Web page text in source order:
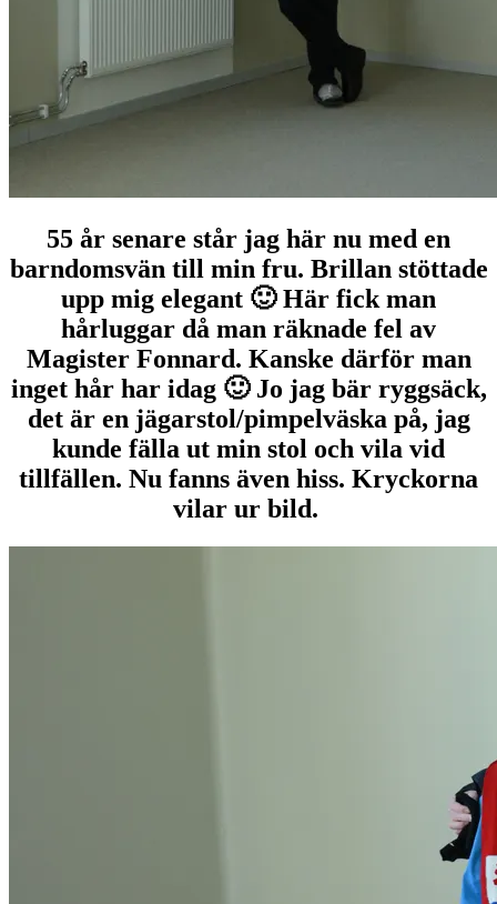
55 år senare står jag här nu med en
barndomsvän till min fru. Brillan stöttade
upp mig elegant 🙂 Här fick man
hårluggar då man räknade fel av
Magister Fonnard. Kanske därför man
inget hår har idag 🙂 Jo jag bär ryggsäck,
det är en jägarstol/pimpelväska på, jag
kunde fälla ut min stol och vila vid
tillfällen. Nu fanns även hiss. Kryckorna
vilar ur bild.